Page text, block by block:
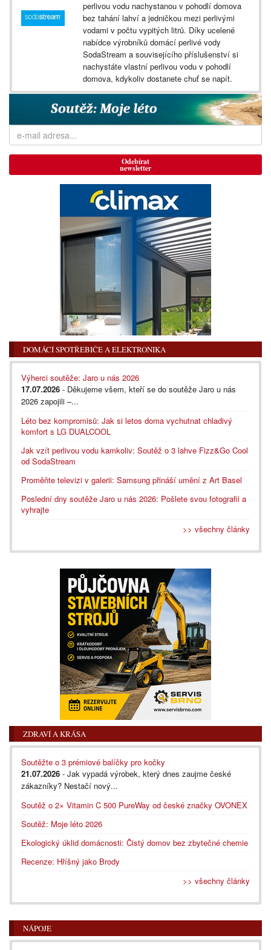
perlivou vodu nachystanou v pohodlí domova
bez tahání lahví a jedničkou mezi perlivými
vodami v počtu vypitých litrů. Díky ucelené
nabídce výrobníků domácí perlivé vody
SodaStream a souvisejícího příslušenství si
nachystáte vlastní perlivou vodu v pohodlí
domova, kdykoliv dostanete chuť se napít.
Odebírat
newsletter
DOMÁCÍ SPOTŘEBIČE A ELEKTRONIKA
Výherci soutěže: Jaro u nás 2026
17.07.2026 - Děkujeme všem, kteří se do soutěže Jaro u nás
2026 zapojili –...
Léto bez kompromisů: Jak si letos doma vychutnat chladivý
komfort s LG DUALCOOL
Jak vzít perlivou vodu kamkoliv: Soutěž o 3 lahve Fizz&Go Cool
od SodaStream
Proměňte televizi v galerii: Samsung přináší umění z Art Basel
Poslední dny soutěže Jaro u nás 2026: Pošlete svou fotografii a
vyhrajte
>> všechny články
ZDRAVÍ A KRÁSA
Soutěžte o 3 prémiové balíčky pro kočky
21.07.2026 - Jak vypadá výrobek, který dnes zaujme české
zákazníky? Nestačí nový...
Soutěž o 2× Vitamin C 500 PureWay od české značky OVONEX
Soutěž: Moje léto 2026
Ekologický úklid domácnosti: Čistý domov bez zbytečné chemie
Recenze: Hříšný jako Brody
>> všechny články
NÁPOJE